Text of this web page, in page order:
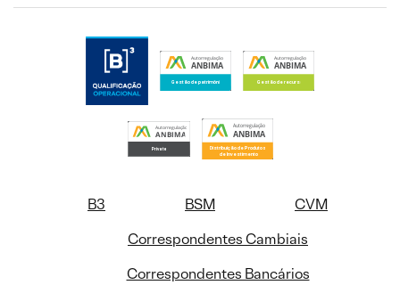
B3 BSM
CVM
Correspondentes Cambiais
Correspondentes Bancários